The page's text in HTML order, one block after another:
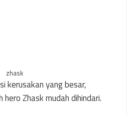
zhask
kerusakan yang besar,
Zhask mudah dihindari.